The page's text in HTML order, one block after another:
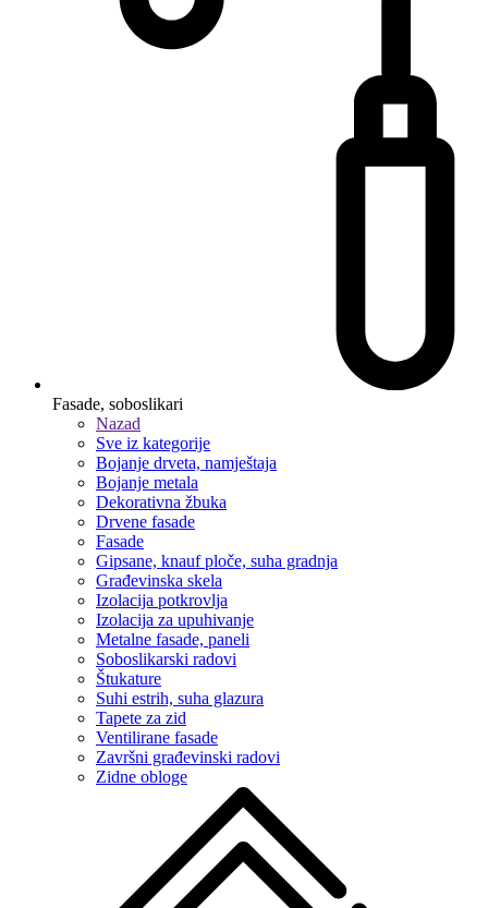
Fasade, soboslikari
Nazad
Sve iz kategorije
Bojanje drveta, namještaja
Bojanje metala
Dekorativna žbuka
Drvene fasade
Fasade
Gipsane, knauf ploče, suha gradnja
Građevinska skela
Izolacija potkrovlja
Izolacija za upuhivanje
Metalne fasade, paneli
Soboslikarski radovi
Štukature
Suhi estrih, suha glazura
Tapete za zid
Ventilirane fasade
Završni građevinski radovi
Zidne obloge